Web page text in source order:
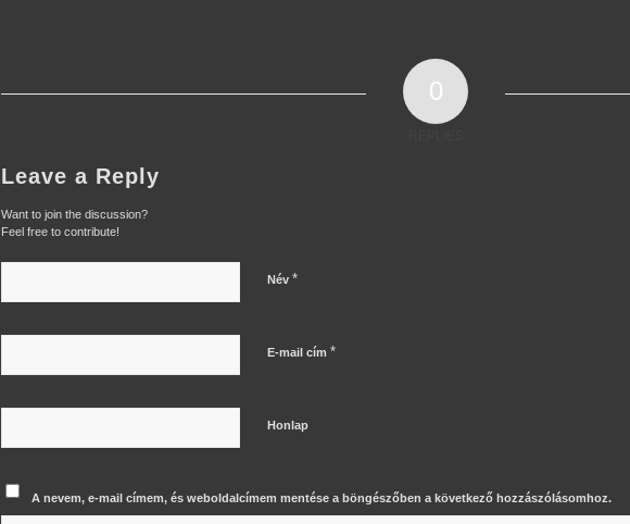
0
Leave a Reply
Want to join the discussion?
Feel free to contribute!
Név *
E-mail cím *
Honlap
A nevem, e-mail címem, és weboldalcímem mentése a böngészőben a következő hozzászólásomhoz.